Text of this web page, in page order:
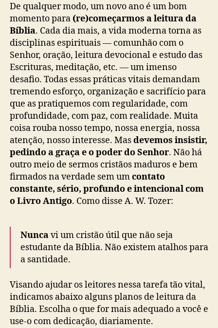
De qualquer modo, um novo ano é um bom
momento para (re)começarmos a leitura da
Bíblia. Cada dia mais, a vida moderna torna as
disciplinas espirituais ― comunhão com o
Senhor, oração, leitura devocional e estudo das
Escrituras, meditação, etc. ― um imenso
desafio. Todas essas práticas vitais demandam
tremendo esforço, organização e sacrifício para
que as pratiquemos com regularidade, com
profundidade, com paz, com realidade. Muita
coisa rouba nosso tempo, nossa energia, nossa
atenção, nosso interesse. Masdevemos insistir,
pedindo a graça e o poder do Senhor. Não há
outro meio de sermos cristãos maduros e bem
firmados na verdade sem umcontato
constante, sério, profundo e intencional com
o Livro Antigo. Como disse A. W. Tozer:
Nuncavi um cristão útil que não seja
estudante da Bíblia. Não existem atalhos para
a santidade.
Visando ajudar os leitores nessa tarefa tão vital,
indicamos abaixo alguns planos de leitura da
Bíblia. Escolha o que for mais adequado a você e
use-o com dedicação, diariamente.